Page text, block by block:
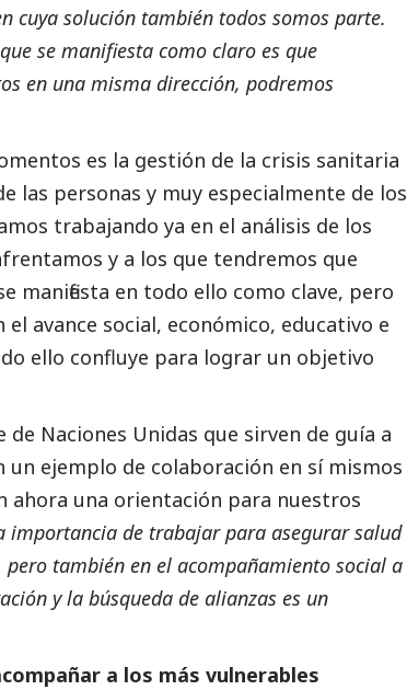
cuya solución también todos somos parte.
se manifiesta como claro es que
en una misma dirección, podremos
es la gestión de la crisis sanitaria
las personas y muy especialmente de los
trabajando ya en el análisis de los
y a los que tendremos que
manifiesta en todo ello como clave, pero
avance social, económico, educativo e
ello confluye para lograr un objetivo
Naciones Unidas que sirven de guía a
ejemplo de colaboración en sí mismos
ahora una orientación para nuestros
importancia de trabajar para asegurar salud
pero también en el acompañamiento social a
y la búsqueda de alianzas es un
a los más vulnerables